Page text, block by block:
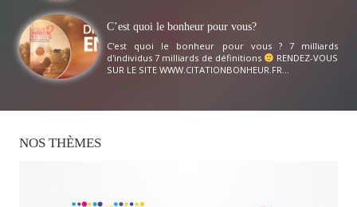
C’est quoi le bonheur pour vous?
C'est quoi le bonheur pour vous ? 7 milliards
d'individus 7 milliards de définitions
RENDEZ-VOUS
SUR LE SITE WWW.CITATIONBONHEUR.FR...
NOS THÈMES